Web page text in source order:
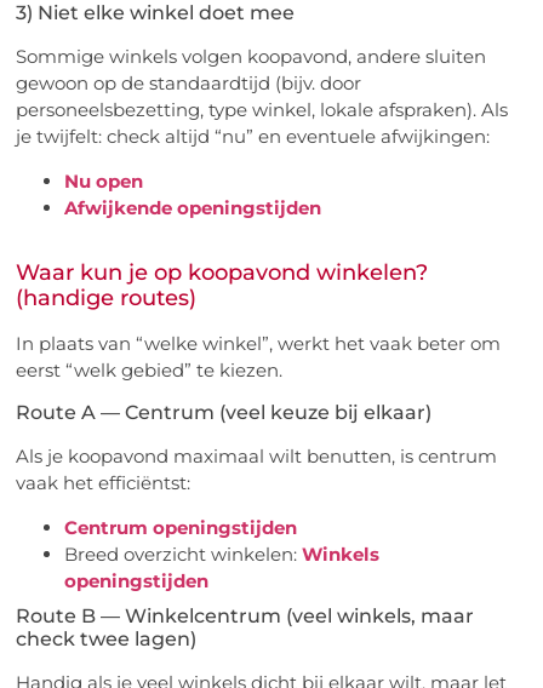
3) Niet elke winkel doet mee
Sommige winkels volgen koopavond, andere sluiten
gewoon op de standaardtijd (bijv. door
personeelsbezetting, type winkel, lokale afspraken). Als
je twijfelt: check altijd “nu” en eventuele afwijkingen:
Nu open
Afwijkende openingstijden
Waar kun je op koopavond winkelen?
(handige routes)
In plaats van “welke winkel”, werkt het vaak beter om
eerst “welk gebied” te kiezen.
Route A — Centrum (veel keuze bij elkaar)
Als je koopavond maximaal wilt benutten, is centrum
vaak het efficiëntst:
Centrum openingstijden
Breed overzicht winkelen:Winkels
openingstijden
Route B — Winkelcentrum (veel winkels, maar
check twee lagen)
Handig als je veel winkels dicht bij elkaar wilt, maar let